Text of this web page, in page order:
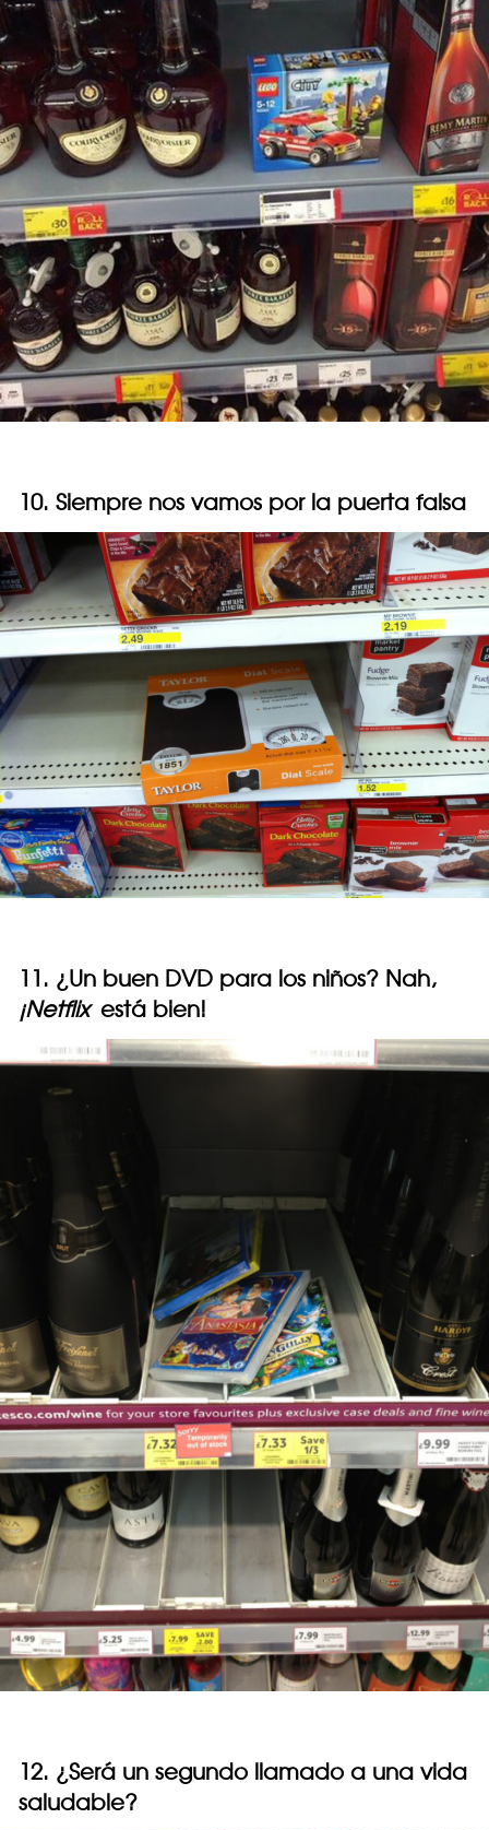
10. Siempre nos vamos por la puerta falsa
11. ¿Un buen DVD para los niños? Nah,
¡Netflixestá bien!
12. ¿Será un segundo llamado a una vida
saludable?